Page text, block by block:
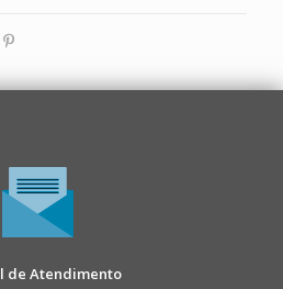
de Atendimento